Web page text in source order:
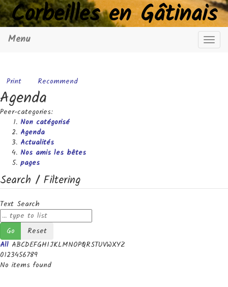
Corbeilles en Gâtinais
Menu
Print Recommend
Agenda
Peer-categories:
Non catégorisé
Agenda
Actualités
Nos amis les bêtes
pages
Search / Filtering
Text Search
Go
Reset
All ABCDEFGHIJKLMNOPQRSTUVWXYZ
0123456789
No items found